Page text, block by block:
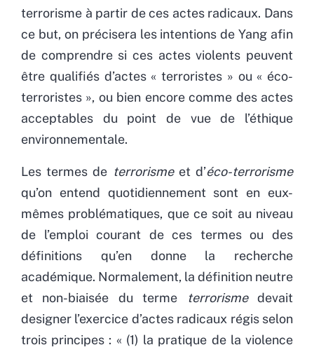
terrorisme à partir de ces actes radicaux. Dans
ce but, on précisera les intentions de Yang afin
de comprendre si ces actes violents peuvent
être qualifiés d’actes « terroristes » ou « éco-
terroristes », ou bien encore comme des actes
acceptables du point de vue de l’éthique
environnementale.
Les termes de terrorismeet d’éco-terrorisme
qu’on entend quotidiennement sont en eux-
mêmes problématiques, que ce soit au niveau
de l’emploi courant de ces termes ou des
définitions qu’en donne la recherche
académique. Normalement, la définition neutre
et non-biaisée du terme
terrorismedevait
designer l’exercice d’actes radicaux régis selon
trois principes : « (1) la pratique de la violence